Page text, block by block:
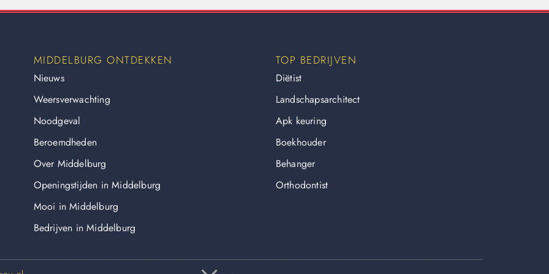
MIDDELBURG ONTDEKKEN
Nieuws
Weersverwachting
Noodgeval
Beroemdheden
Over Middelburg
Openingstijden in Middelburg
Mooi in Middelburg
Bedrijven in Middelburg
TOP BEDRIJVEN
Diëtist
Landschapsarchitect
Apk keuring
Boekhouder
Behanger
Orthodontist